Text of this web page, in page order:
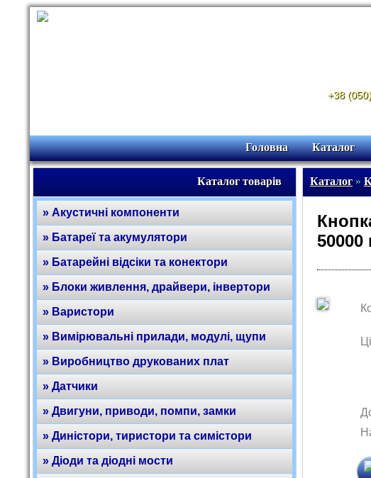
+38
Головна Каталог
Каталог товарів
» Акустичні компоненти
» Батареї та акумулятори
» Батарейні відсіки та конектори
» Блоки живлення, драйвери, інвертори
» Варистори
» Вимірювальні прилади, модулі, щупи
» Виробництво друкованих плат
» Датчики
» Двигуни, приводи, помпи, замки
» Диністори, тиристори та симістори
» Діоди та діодні мости
Каталог»
50000